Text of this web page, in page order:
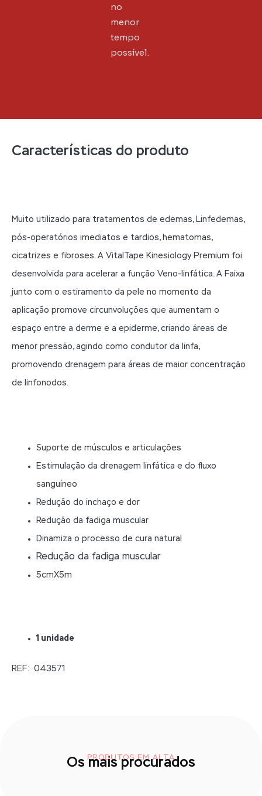
no
menor
tempo
possível.
Características do produto
Muito utilizado para tratamentos de edemas, Linfedemas,
pós-operatórios imediatos e tardios, hematomas,
cicatrizes e fibroses. A VitalTape Kinesiology Premium foi
desenvolvida para acelerar a função Veno-linfática. A Faixa
junto com o estiramento da pele no momento da
aplicação promove circunvoluções que aumentam o
espaço entre a derme e a epiderme, criando áreas de
menor pressão, agindo como condutor da linfa,
promovendo drenagem para áreas de maior concentração
de linfonodos.
Suporte de músculos e articulações
Estimulação da drenagem linfática e do fluxo
sanguíneo
Redução do inchaço e dor
Redução da fadiga muscular
Dinamiza o processo de cura natural
Redução da fadiga muscular
5cmX5m
1 unidade
REF: 043571
PRODUTOS EM ALTA
Os mais procurados